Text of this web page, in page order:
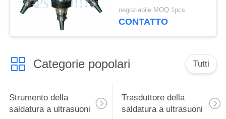
alta precisione
velocemente
negoziabile MOQ:1pcs
CONTATTO
Categorie popolari Tutti
Strumento della
saldatura a ultrasuoni
Trasduttore della
saldatura a ultrasuoni